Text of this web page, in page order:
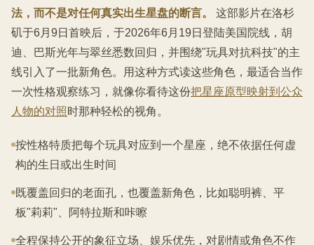
法，而不是对任何真实出生星盘的断言。
这部影片在洛杉
矶于6月9日首映后，于2026年6月19日登陆美国院线，胡
迪、巴斯光年与翠丝悉数回归，并围绕"玩具对抗科技"的主
线引入了一批新角色。用这种方式读这些角色，最适合当作
一次性格观察练习，就像你看待这份把星座原型映射到公众
人物的对照时那种轻松的视角。
按性格特质把每个玩具对应到一个星座，绝不依据任何虚
构的生日或出生时间
既覆盖回归的老面孔，也覆盖新角色，比如聪明裤、平
板"莉莉"、阿特拉斯和咔嚓
全程保持公开的象征立场、娱乐优先，对剧情或角色不作